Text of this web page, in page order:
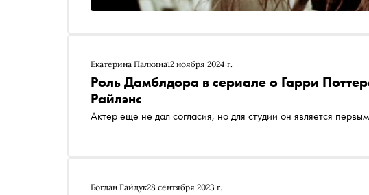
Екатерина Палкина12 ноября 2024 г.
Роль Дамблдора в сериале о Гарри
Райлэнс
Актер еще не дал согласия, но для студии он является
Богдан Гайдук28 сентября 2023 г.